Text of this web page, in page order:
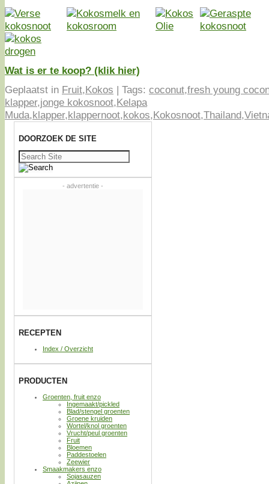
Wat is er te koop? (klik hier)
Geplaatst in Fruit,Kokos | Tags: coconut,fresh young
klapper,jonge kokosnoot,Kelapa
Muda,klapper,klappernoot,kokos,Kokosnoot,Thailand,
DOORZOEK DE SITE
Zoeken
naar:
- advertentie -
RECEPTEN
Index / Overzicht
PRODUCTEN
Groenten, fruit enzo
Ingemaakt/pickled
Blad/stengel groenten
Groene kruiden
Wortel/knol groenten
Vrucht/peul groenten
Fruit
Bloemen
Paddestoelen
Zeewier
Smaakmakers enzo
Sojasauzen